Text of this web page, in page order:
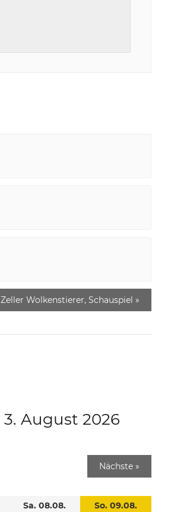
Wolkenstierer, Schauspiel »
August 2026
Nächste »
Sa. 08.08. So. 09.08.